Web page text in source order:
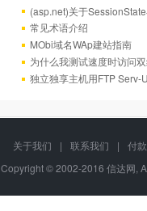
(asp.net)关于
常见术语介绍
MObi域名WAp建站指南
为什么我测试速度时访问
独立独享主机用FTP Serv-
关于我们 | 联系我们 |
付
Copyright © 2002-2016 信达网,